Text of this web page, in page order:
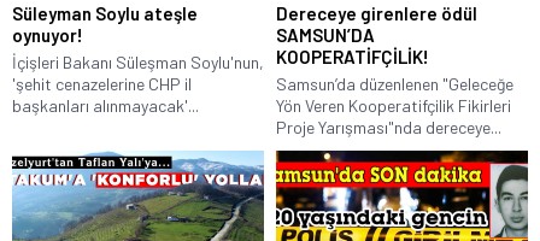
Süleyman Soylu ateşle
oynuyor!
İçişleri Bakanı Süleşman Soylu'nun,
'şehit cenazelerine CHP il
başkanları alınmayacak'...
Dereceye girenlere ödül
SAMSUN’DA
KOOPERATİFÇİLİK!
Samsun’da düzenlenen "Geleceğe
Yön Veren Kooperatifçilik Fikirleri
Proje Yarışması"nda dereceye...